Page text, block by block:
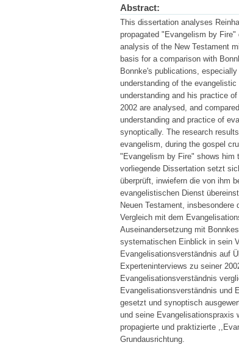
Abstract:
This dissertation analyses
propagated "Evangelism by
analysis of the New Testament
basis for a comparison with
Bonnke's publications,
understanding of the
understanding and his practice
2002 are analysed, and
understanding and practice of
synoptically. The research
evangelism, during the gospel
"Evangelism by Fire" shows him
vorliegende Dissertation setzt
überprüft, inwiefern die von ihm
evangelistischen Dienst
Neuen Testament,
Vergleich mit dem
Auseinandersetzung mit
systematischen Einblick in sein
Evangelisationsverständnis auf
Experteninterviews zu seiner
Evangelisationsverständnis
Evangelisationsverständnis und
gesetzt und synoptisch
und seine Evangelisationspraxis
propagierte und praktizierte
Grundausrichtung.